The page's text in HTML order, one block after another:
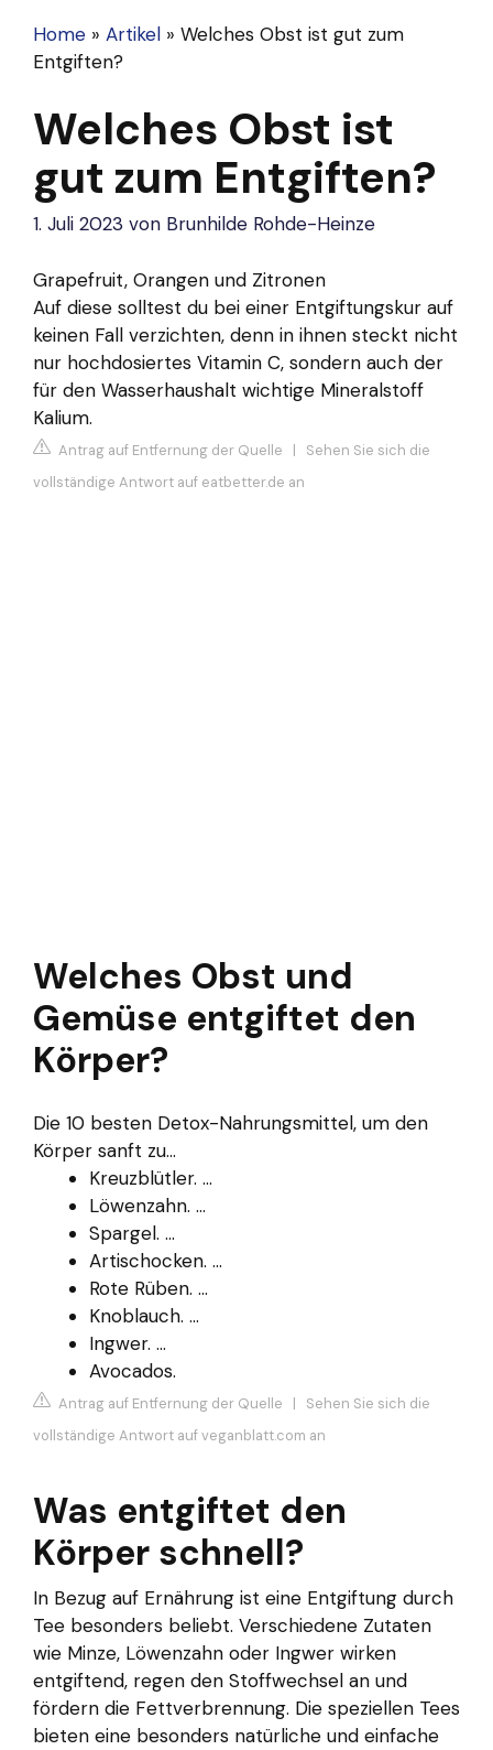
Home » Artikel » Welches Obst ist gut zum
Entgiften?
Welches Obst ist
gut zum Entgiften?
1. Juli 2023 von Brunhilde Rohde-Heinze
Grapefruit, Orangen und Zitronen
Auf diese solltest du bei einer Entgiftungskur auf
keinen Fall verzichten, denn in ihnen steckt nicht
nur hochdosiertes Vitamin C, sondern auch der
für den Wasserhaushalt wichtige Mineralstoff
Kalium.
Antrag auf Entfernung der Quelle | Sehen Sie sich die
vollständige Antwort auf eatbetter.de an
Welches Obst und
Gemüse entgiftet den
Körper?
Die 10 besten Detox-Nahrungsmittel, um den
Körper sanft zu...
Kreuzblütler. ...
Löwenzahn. ...
Spargel. ...
Artischocken. ...
Rote Rüben. ...
Knoblauch. ...
Ingwer. ...
Avocados.
Antrag auf Entfernung der Quelle | Sehen Sie sich die
vollständige Antwort auf veganblatt.com an
Was entgiftet den
Körper schnell?
In Bezug auf Ernährung ist eine Entgiftung durch
Tee besonders beliebt. Verschiedene Zutaten
wie Minze, Löwenzahn oder Ingwer wirken
entgiftend, regen den Stoffwechsel an und
fördern die Fettverbrennung. Die speziellen Tees
bieten eine besonders natürliche und einfache